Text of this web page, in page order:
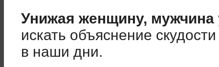
Унижая женщину, мужчина
искать объяснение
в наши дни.